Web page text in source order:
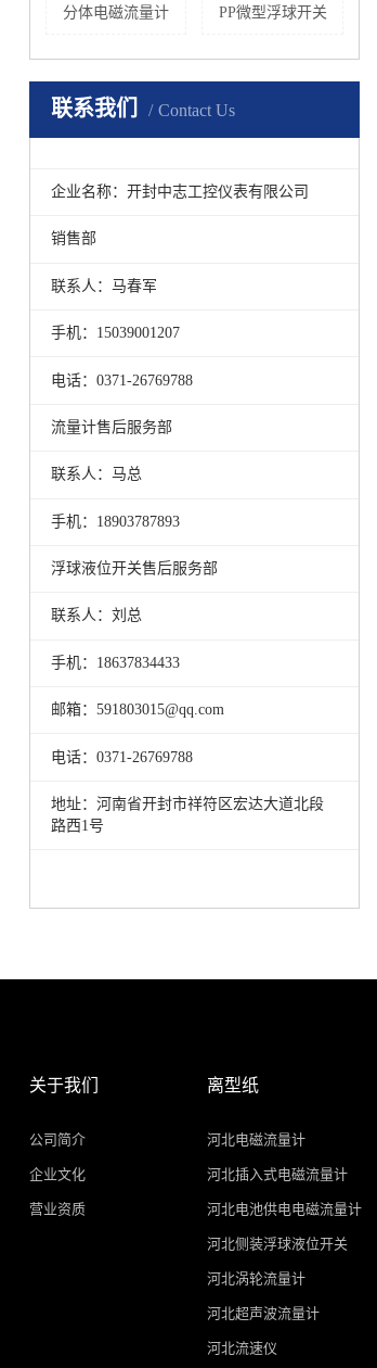
分体电磁流量计 PP微型浮球开关
联系我们 Contact Us
企业名称：开封中志工控仪表有限公司
销售部
联系人：马春军
手机：15039001207
电话：0371-26769788
流量计售后服务部
联系人：马总
手机：18903787893
浮球液位开关售后服务部
联系人：刘总
手机：18637834433
邮箱：591803015@qq.com
电话：0371-26769788
地址：河南省开封市祥符区宏达大道北段
路西1号
关于我们
公司简介
企业文化
营业资质
离型纸
河北电磁流量计
河北插入式电磁流量计
河北电池供电电磁流量计
河北侧装浮球液位开关
河北涡轮流量计
河北超声波流量计
河北流速仪